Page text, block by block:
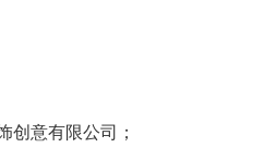
创意有限公司；